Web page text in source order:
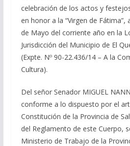
celebración de los actos y
en honor a la “Virgen de Fátima”,
de Mayo del corriente año en la
Jurisdicción del Municipio de El
(Expte. Nº 90-22.436/14 – A la
Cultura).
Del señor Senador MIGUEL
conforme a lo dispuesto por el
Constitución de la Provincia de
del Reglamento de este Cuerpo,
Ministerio de Trabajo de la